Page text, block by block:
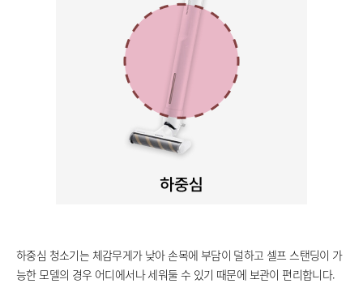
하중심 청소기는 체감무게가 낮아 손목에 부담이 덜하고 셀프 스탠딩이 가
능한 모델의 경우 어디에서나 세워둘 수 있기 때문에 보관이 편리합니다.